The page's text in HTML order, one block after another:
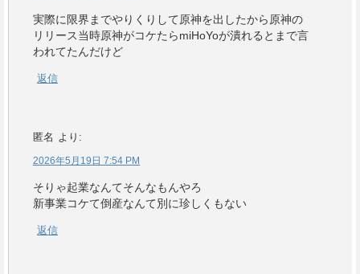
実際に限界までやりくりして原神を出したから原神の
リリース当時原神がコケたらmiHoYoが潰れるとまで言
われてたんだけど
返信
匿名 より:
2026年5月19日 7:54 PM
そりゃ起業なんてそんなもんやろ
新事業コケて倒産なんて別に珍しくもない
返信